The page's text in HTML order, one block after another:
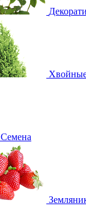
Семена